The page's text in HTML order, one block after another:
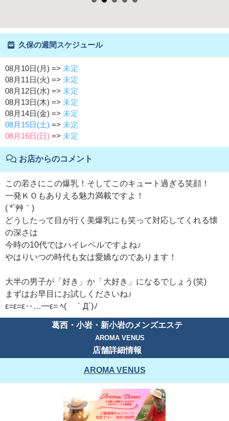
久保の週間スケジュール
08月10日(月) => 未定
08月11日(火) => 未定
08月12日(水) => 未定
08月13日(木) => 未定
08月14日(金) => 未定
08月15日(土) => 未定
08月16日(日) => 未定
お店からのコメント
この若さにこの爆乳！そしてこのキュート過ぎる笑顔！
一発ＫＯもありえる魅力満載ですよ！
( *´艸｀)
どうしたって目が行く美爆乳にも笑って対応してくれる懐
の深さは
今時の10代ではハイレベルですよね♪
やはりいつの時代も女は愛嬌なのであります！
大半の男子が「好き」か「大好き」になるでしょう(笑)
まずはお早目にお試しくださいね♪
ε=ε=ε‥…━ε= ﾍ( ｀Д´)ﾉ
葛西・小岩・新小岩のメンズエステ
AROMA VENUS
店舗詳細情報
AROMA VENUS